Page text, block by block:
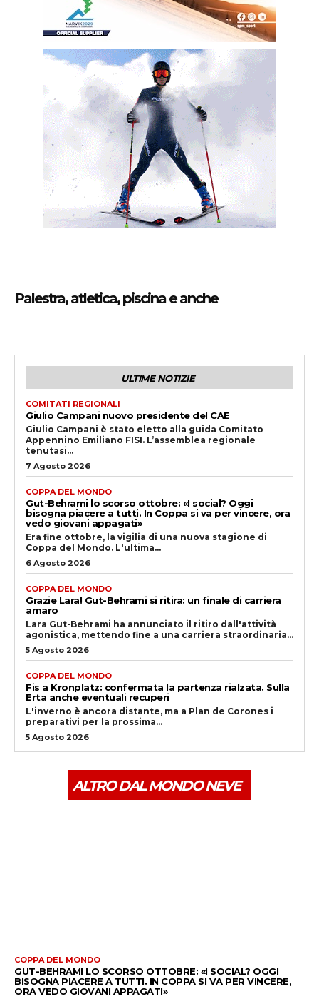
Palestra, atletica, piscina e anche
ULTIME NOTIZIE
COMITATI REGIONALI
Giulio Campani nuovo presidente del CAE
Giulio Campani è stato eletto alla guida Comitato
Appennino Emiliano FISI. L’assemblea regionale
tenutasi...
7 Agosto 2026
COPPA DEL MONDO
Gut-Behrami lo scorso ottobre: «I social? Oggi
bisogna piacere a tutti. In Coppa si va per vincere, ora
vedo giovani appagati»
Era fine ottobre, la vigilia di una nuova stagione di
Coppa del Mondo. L'ultima...
6 Agosto 2026
COPPA DEL MONDO
Grazie Lara! Gut-Behrami si ritira: un finale di carriera
amaro
Lara Gut-Behrami ha annunciato il ritiro dall'attività
agonistica, mettendo fine a una carriera straordinaria...
5 Agosto 2026
COPPA DEL MONDO
Fis a Kronplatz: confermata la partenza rialzata. Sulla
Erta anche eventuali recuperi
L'inverno è ancora distante, ma a Plan de Corones i
preparativi per la prossima...
5 Agosto 2026
ALTRO DAL MONDO NEVE
COPPA DEL MONDO
GUT-BEHRAMI LO SCORSO OTTOBRE: «I SOCIAL? OGGI
BISOGNA PIACERE A TUTTI. IN COPPA SI VA PER VINCERE,
ORA VEDO GIOVANI APPAGATI»